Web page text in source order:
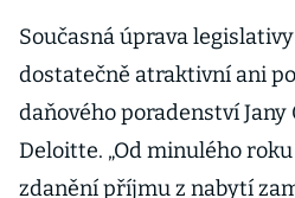
Současná úprava
dostatečně atraktivní ani
daňového poradenství Jany
Deloitte. „Od minulého
zdanění příjmu z nabytí